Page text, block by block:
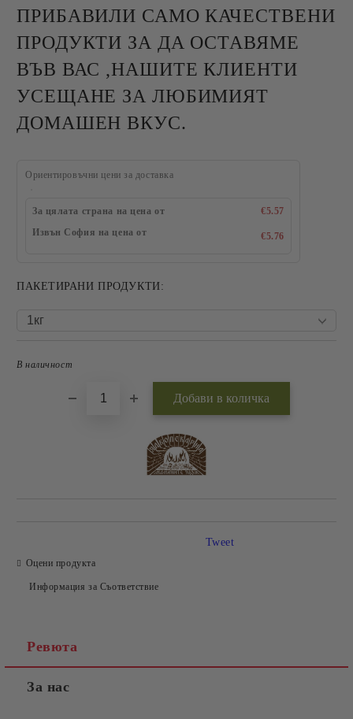
ПРИБАВИЛИ САМО КАЧЕСТВЕНИ
ПРОДУКТИ ЗА ДА ОСТАВЯМЕ
ВЪВ ВАС ,НАШИТЕ КЛИЕНТИ
УСЕЩАНЕ ЗА ЛЮБИМИЯТ
ДОМАШЕН ВКУС.
Ориентировъчни цени за доставка
За цялата страна на цена от
€5.57
Извън София на цена от
€5.76
ПАКЕТИРАНИ ПРОДУКТИ:
В наличност
Оцени продукта
Информация за Съответствие
Tweet
Ревюта
За нас